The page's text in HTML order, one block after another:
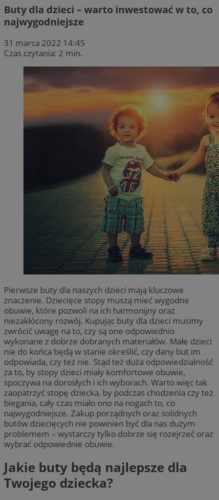
Buty dla dzieci – warto inwestować w to, co
najwygodniejsze
31 marca 2022 14:45
Czas czytania: 2 min.
Pierwsze buty dla naszych dzieci mają kluczowe
znaczenie. Dziecięce stopy muszą mieć wygodne
obuwie, które pozwoli na ich harmonijny oraz
niezakłócony rozwój. Kupując buty dla dzieci musimy
zwrócić uwagę na to, czy są one odpowiednio
wykonane z dobrze dobranych materiałów. Małe dzieci
nie do końca będą w stanie określić, czy dany but im
odpowiada, czy też nie. Stąd też duża odpowiedzialność
za to, by stopy dzieci miały komfortowe obuwie,
spoczywa na dorosłych i ich wyborach. Warto więc tak
zaopatrzyć stopę dziecka, by podczas chodzenia czy też
biegania, cały czas miało ono na nogach to, co
najwygodniejsze. Zakup porządnych oraz solidnych
butów dziecięcych nie powinien być dla nas dużym
problemem – wystarczy tylko dobrze się rozejrzeć oraz
wybrać odpowiednie obuwie.
Jakie buty będą najlepsze dla
Twojego dziecka?